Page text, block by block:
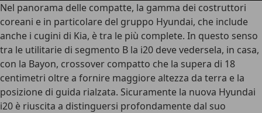
Nel panorama delle compatte, la gamma dei costruttori
coreani e in particolare del gruppo Hyundai, che include
anche i cugini di Kia, è tra le più complete. In questo senso
tra le utilitarie di segmento B la i20 deve vedersela, in casa,
con la Bayon, crossover compatto che la supera di 18
centimetri oltre a fornire maggiore altezza da terra e la
posizione di guida rialzata. Sicuramente la nuova Hyundai
i20 è riuscita a distinguersi profondamente dal suo